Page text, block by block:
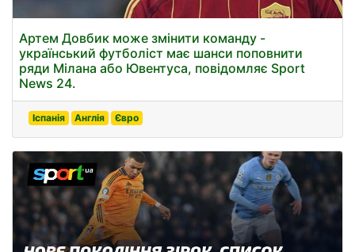
Артем Довбик може змінити команду -
український футболіст має шанси поповнити
ряди Мілана або Ювентуса, повідомляє Sport
News 24.
Іспанія Англія Євро